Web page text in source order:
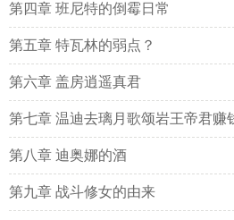
第四章 班尼特的倒霉日常
第五章 特瓦林的弱点？
第六章 盖房逍遥真君
第七章 温迪去璃月歌颂岩王帝君赚
第八章 迪奥娜的酒
第九章 战斗修女的由来